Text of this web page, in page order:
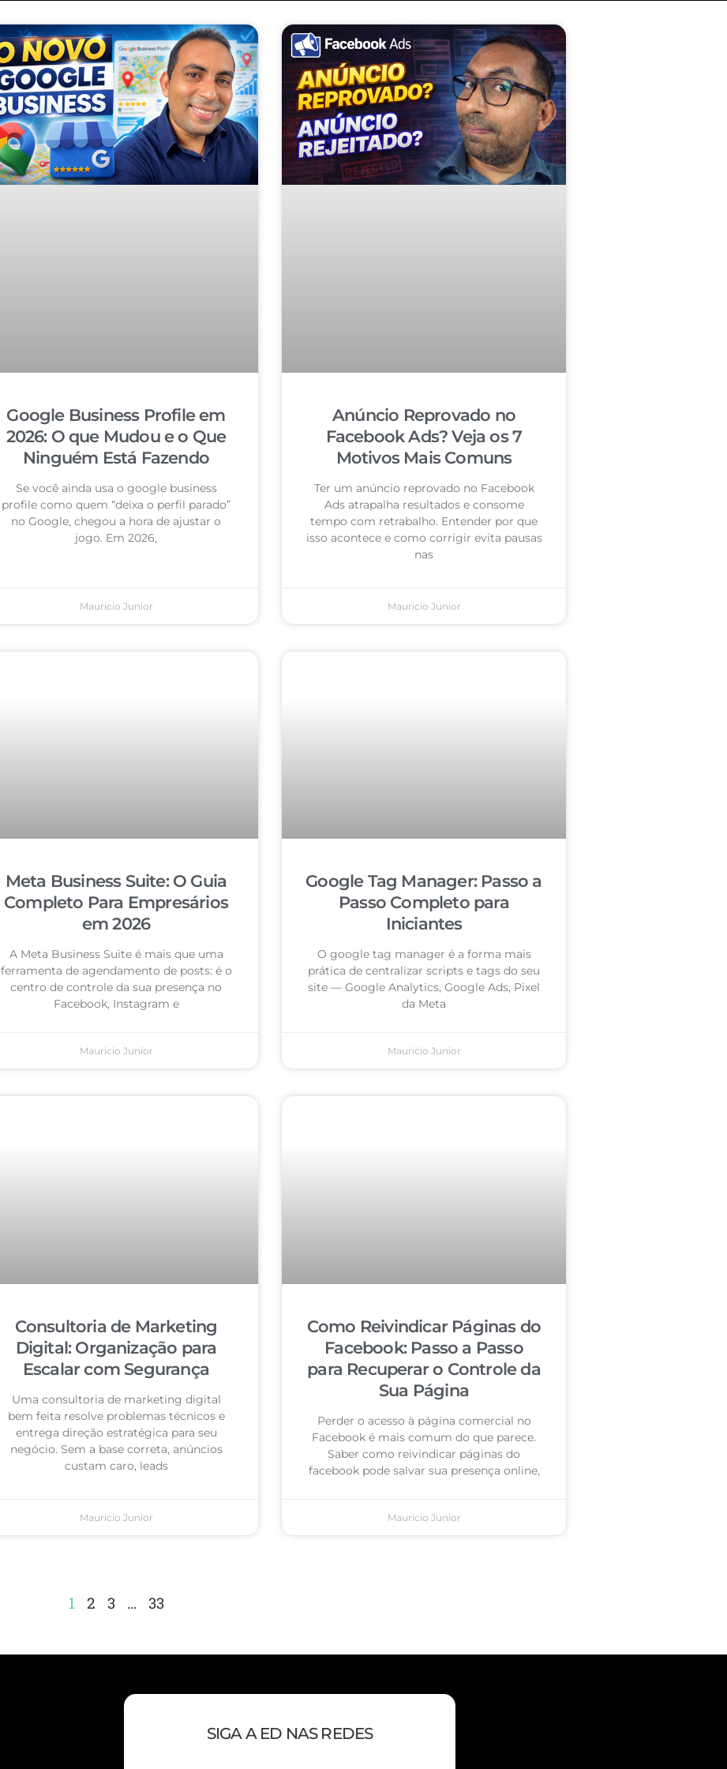
Google Business Profile em
2026: O que Mudou e o Que
Ninguém Está Fazendo
Se você ainda usa o google business
profile como quem “deixa o perfil parado”
no Google, chegou a hora de ajustar o
jogo. Em 2026,
Mauricio Junior
Anúncio Reprovado no
Facebook Ads? Veja os 7
Motivos Mais Comuns
Ter um anúncio reprovado no Facebook
Ads atrapalha resultados e consome
tempo com retrabalho. Entender por que
isso acontece e como corrigir evita pausas
nas
Mauricio Junior
Meta Business Suite: O Guia
Completo Para Empresários
em 2026
A Meta Business Suite é mais que uma
ferramenta de agendamento de posts: é o
centro de controle da sua presença no
Facebook, Instagram e
Mauricio Junior
Google Tag Manager: Passo a
Passo Completo para
Iniciantes
O google tag manager é a forma mais
prática de centralizar scripts e tags do seu
site — Google Analytics, Google Ads, Pixel
da Meta
Mauricio Junior
Consultoria de Marketing
Digital: Organização para
Escalar com Segurança
Uma consultoria de marketing digital
bem feita resolve problemas técnicos e
entrega direção estratégica para seu
negócio. Sem a base correta, anúncios
custam caro, leads
Mauricio Junior
Como Reivindicar Páginas do
Facebook: Passo a Passo
para Recuperar o Controle da
Sua Página
Perder o acesso à página comercial no
Facebook é mais comum do que parece.
Saber como reivindicar páginas do
facebook pode salvar sua presença online,
Mauricio Junior
1 2 3 … 33
SIGA A ED NAS REDES